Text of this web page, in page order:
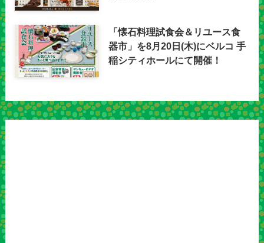
「懐石料理試食会＆リユース食
器市」を8月20日(木)にベルコ 手
稲シティホールにて開催！